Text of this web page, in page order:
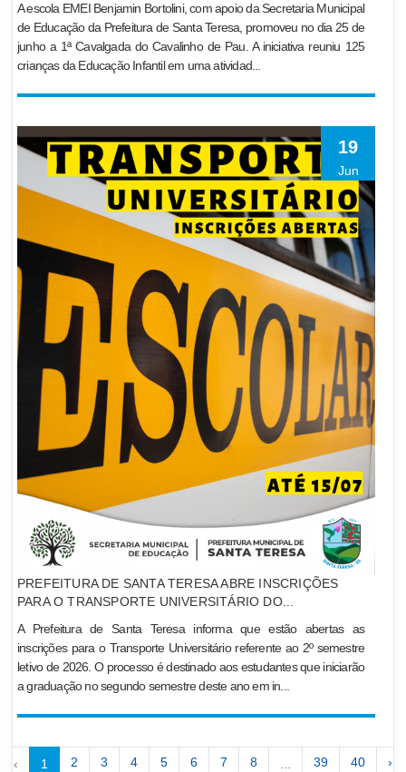
A escola EMEI Benjamin Bortolini, com apoio da Secretaria Municipal
de Educação da Prefeitura de Santa Teresa, promoveu no dia 25 de
junho a 1ª Cavalgada do Cavalinho de Pau. A iniciativa reuniu 125
crianças da Educação Infantil em uma atividad...
19
Jun
PREFEITURA DE SANTA TERESA ABRE INSCRIÇÕES
PARA O TRANSPORTE UNIVERSITÁRIO DO...
A Prefeitura de Santa Teresa informa que estão abertas as
inscrições para o Transporte Universitário referente ao 2º semestre
letivo de 2026. O processo é destinado aos estudantes que iniciarão
a graduação no segundo semestre deste ano em in...
‹ 1 2 3 4 5 6 7 8 39 40 ›